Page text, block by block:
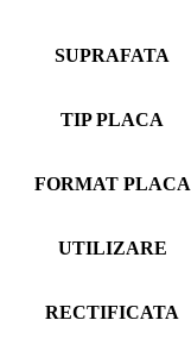
SUPRAFATA
TIP PLACA
FORMAT PLACA
UTILIZARE
RECTIFICATA